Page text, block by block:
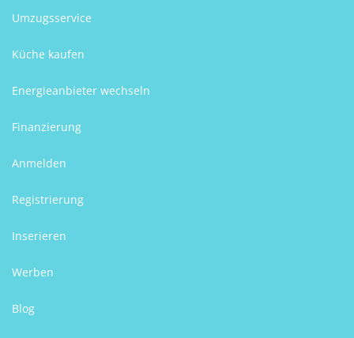
Umzugsservice
Küche kaufen
Energieanbieter wechseln
Finanzierung
Anmelden
Registrierung
Inserieren
Werben
Blog